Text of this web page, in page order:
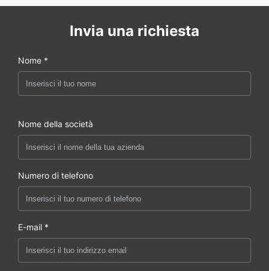
Invia una richiesta
Nome *
Nome della società
Numero di telefono
E-mail *